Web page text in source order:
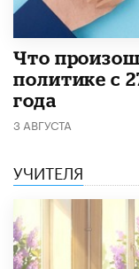
​Что
политике с
года
3 АВГУСТА
УЧИТЕЛЯ